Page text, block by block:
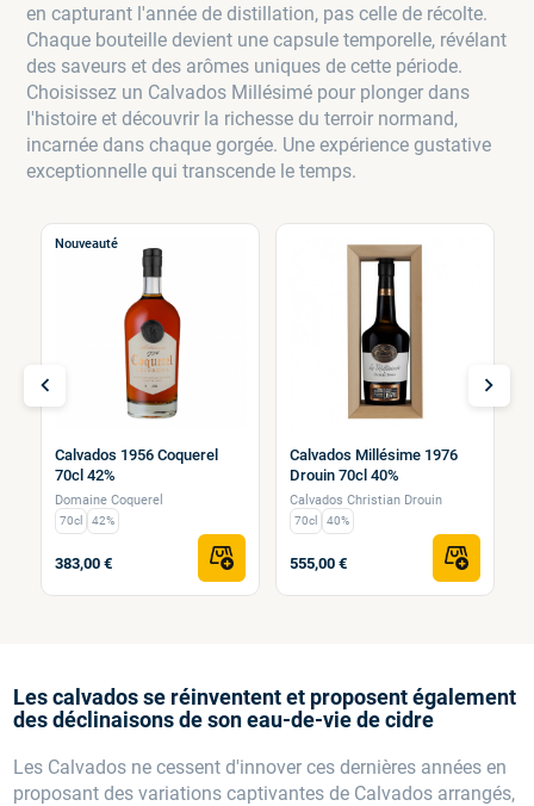
en capturant l'année de distillation, pas celle de récolte.
Chaque bouteille devient une capsule temporelle, révélant
des saveurs et des arômes uniques de cette période.
Choisissez un Calvados Millésimé pour plonger dans
l'histoire et découvrir la richesse du terroir normand,
incarnée dans chaque gorgée. Une expérience gustative
exceptionnelle qui transcende le temps.
Nouveauté
Calvados 1956 Coquerel
70cl 42%
Domaine Coquerel
70cl 42%
383,00 €
Calvados Millésime 1976
Drouin 70cl 40%
Calvados Christian Drouin
70cl 40%
555,00 €
chevron_left chevron_right
Les calvados se réinventent et proposent également
des déclinaisons de son eau-de-vie de cidre
Les Calvados ne cessent d'innover ces dernières années en
proposant des variations captivantes de Calvados arrangés,